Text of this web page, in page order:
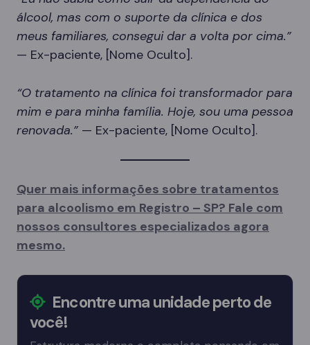
álcool, mas com o suporte da clínica e dos
meus familiares, consegui dar a volta por cima.”
— Ex-paciente, [Nome Oculto].
“O tratamento na clínica foi transformador para
mim e para minha família. Hoje, sou uma pessoa
renovada.” — Ex-paciente, [Nome Oculto].
Quer mais informações sobre tratamentos
para alcoolismo em Registro – SP? Fale com
nossos consultores especializados agora
mesmo.
Encontre uma unidade perto de
você!